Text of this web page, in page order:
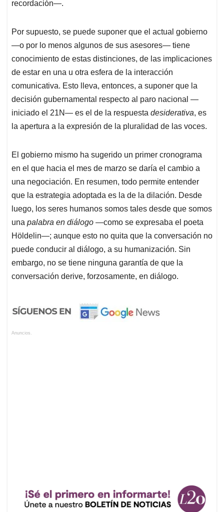
recordación—.
Por supuesto, se puede suponer que el actual gobierno
—o por lo menos algunos de sus asesores— tiene
conocimiento de estas distinciones, de las implicaciones
de estar en una u otra esfera de la interacción
comunicativa. Esto lleva, entonces, a suponer que la
decisión gubernamental respecto al paro nacional —
iniciado el 21N— es el de la respuesta desiderativa, es
la apertura a la expresión de la pluralidad de las voces.
El gobierno mismo ha sugerido un primer cronograma
en el que hacia el mes de marzo se daría el cambio a
una negociación. En resumen, todo permite entender
que la estrategia adoptada es la de la dilación. Desde
luego, los seres humanos somos tales desde que somos
una palabra en diálogo —como se expresaba el poeta
Höldelin—; aunque esto no quita que la conversación no
puede conducir al diálogo, a su humanización. Sin
embargo, no se tiene ninguna garantía de que la
conversación derive, forzosamente, en diálogo.
Anuncios.